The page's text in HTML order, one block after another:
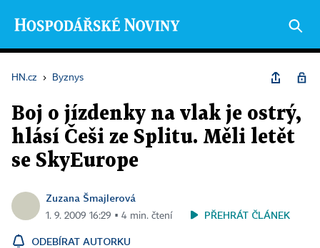
HN.cz › Byznys
Boj o jízdenky na vlak je ostrý,
hlásí Češi ze Splitu. Měli letět
se SkyEurope
Zuzana Šmajlerová
1. 9. 2009 16:29 ▪ 4 min. čtení PŘEHRÁT ČLÁNEK
ODEBÍRAT AUTORKU